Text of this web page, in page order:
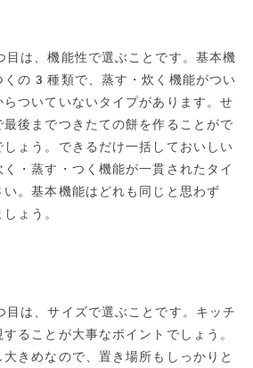
は、機能性で選ぶことです。基本機
くの3種類で、蒸す・炊く機能がつい
ついていないタイプがあります。せ
後までつきたての餅を作ることがで
しょう。できるだけ一括しておいしい
・蒸す・つく機能が一貫されたタイ
。基本機能はどれも同じと思わず
ょう。
は、サイズで選ぶことです。キッチ
ることが大事なポイントでしょう。
きめなので、置き場所もしっかりと